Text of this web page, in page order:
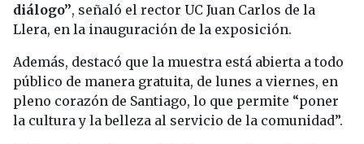
diálogo”, señaló el rector UC Juan Carlos de la
Llera, en la inauguración de la exposición.
Además, destacó que la muestra está abierta a todo
público de manera gratuita, de lunes a viernes, en
pleno corazón de Santiago, lo que permite “poner
la cultura y la belleza al servicio de la comunidad”.